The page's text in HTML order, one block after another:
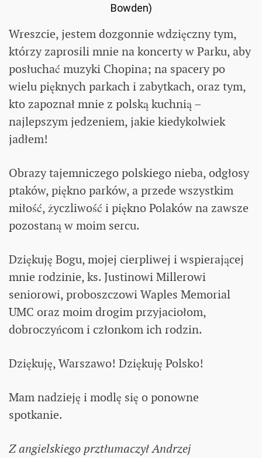
Bowden)
Wreszcie, jestem dozgonnie wdzięczny tym,
którzy zaprosili mnie na koncerty w Parku, aby
posłuchać muzyki Chopina; na spacery po
wielu pięknych parkach i zabytkach, oraz tym,
kto zapoznał mnie z polską kuchnią –
najlepszym jedzeniem, jakie kiedykolwiek
jadłem!
Obrazy tajemniczego polskiego nieba, odgłosy
ptaków, piękno parków, a przede wszystkim
miłość, życzliwość i piękno Polaków na zawsze
pozostaną w moim sercu.
Dziękuję Bogu, mojej cierpliwej i wspierającej
mnie rodzinie, ks. Justinowi Millerowi
seniorowi, proboszczowi Waples Memorial
UMC oraz moim drogim przyjaciołom,
dobroczyńcom i członkom ich rodzin.
Dziękuję, Warszawo! Dziękuję Polsko!
Mam nadzieję i modlę się o ponowne
spotkanie.
Z angielskiego prztłumaczył Andrzej